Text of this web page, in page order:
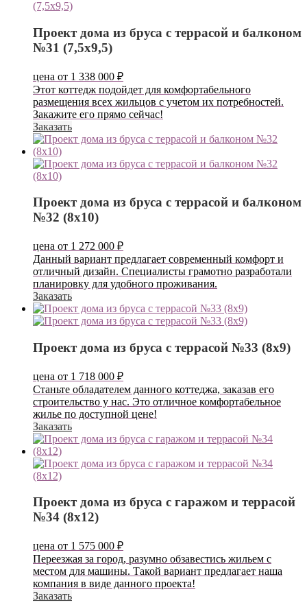
Проект дома из бруса с террасой и балконом
№31 (7,5х9,5)
цена от 1 338 000 ₽
Этот коттедж подойдет для комфортабельного
размещения всех жильцов с учетом их потребностей.
Закажите его прямо сейчас!
Заказать
Проект дома из бруса с террасой и балконом
№32 (8х10)
цена от 1 272 000 ₽
Данный вариант предлагает современный комфорт и
отличный дизайн. Специалисты грамотно разработали
планировку для удобного проживания.
Заказать
Проект дома из бруса с террасой №33 (8х9)
цена от 1 718 000 ₽
Станьте обладателем данного коттеджа, заказав его
строительство у нас. Это отличное комфортабельное
жилье по доступной цене!
Заказать
Проект дома из бруса с гаражом и террасой
№34 (8х12)
цена от 1 575 000 ₽
Переезжая за город, разумно обзавестись жильем с
местом для машины. Такой вариант предлагает наша
компания в виде данного проекта!
Заказать